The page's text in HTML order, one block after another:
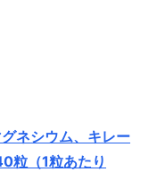
ネシウム、キレー
粒（1粒あたり